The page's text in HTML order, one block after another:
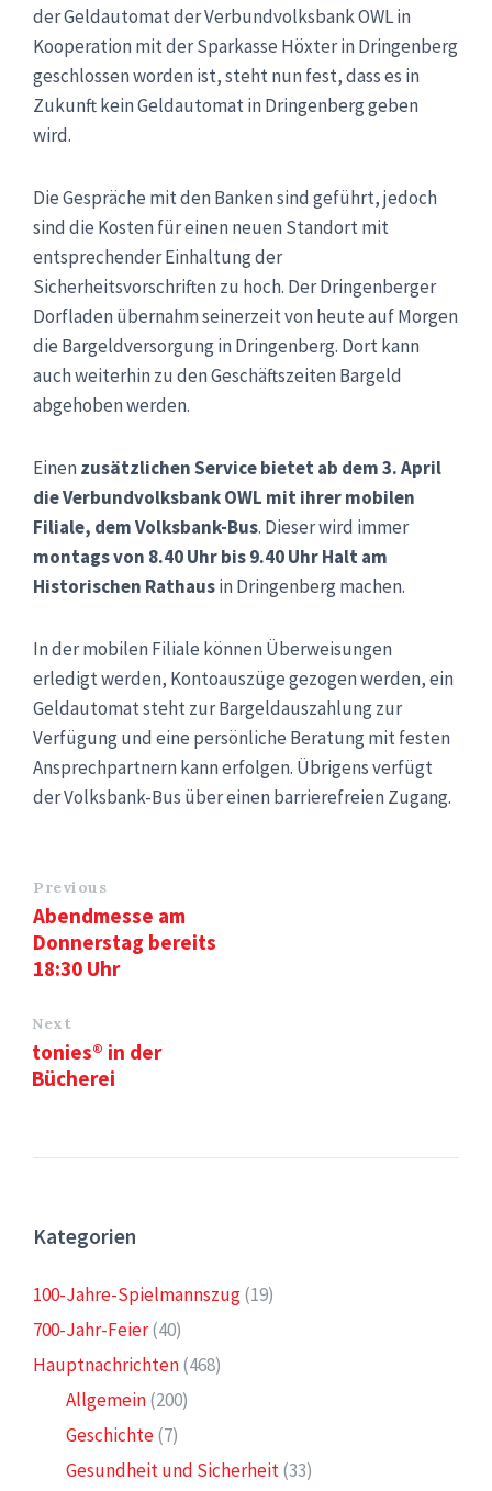
der Geldautomat der Verbundvolksbank OWL in
Kooperation mit der Sparkasse Höxter in Dringenberg
geschlossen worden ist, steht nun fest, dass es in
Zukunft kein Geldautomat in Dringenberg geben
wird.
Die Gespräche mit den Banken sind geführt, jedoch
sind die Kosten für einen neuen Standort mit
entsprechender Einhaltung der
Sicherheitsvorschriften zu hoch. Der Dringenberger
Dorfladen übernahm seinerzeit von heute auf Morgen
die Bargeldversorgung in Dringenberg. Dort kann
auch weiterhin zu den Geschäftszeiten Bargeld
abgehoben werden.
Einenzusätzlichen Service bietet ab dem 3. April
die Verbundvolksbank OWL mit ihrer mobilen
Filiale, dem Volksbank-Bus. Dieser wird immer
montags von 8.40 Uhr bis 9.40 Uhr Halt am
Historischen Rathausin Dringenberg machen.
In der mobilen Filiale können Überweisungen
erledigt werden, Kontoauszüge gezogen werden, ein
Geldautomat steht zur Bargeldauszahlung zur
Verfügung und eine persönliche Beratung mit festen
Ansprechpartnern kann erfolgen. Übrigens verfügt
der Volksbank-Bus über einen barrierefreien Zugang.
Previous
Abendmesse am
Donnerstag bereits
18:30 Uhr
Next
tonies® in der
Bücherei
Kategorien
100-Jahre-Spielmannszug(19)
700-Jahr-Feier(40)
Hauptnachrichten(468)
Allgemein(200)
Geschichte(7)
Gesundheit und Sicherheit(33)